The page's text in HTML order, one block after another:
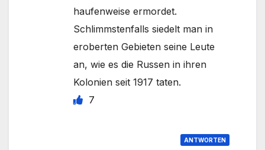
haufenweise ermordet.
Schlimmstenfalls siedelt man in
eroberten Gebieten seine Leute
an, wie es die Russen in ihren
Kolonien seit 1917 taten.
7
ANTWORTEN